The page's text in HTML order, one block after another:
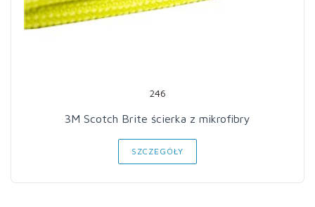
246
3M Scotch Brite ścierka z mikrofibry
SZCZEGÓŁY